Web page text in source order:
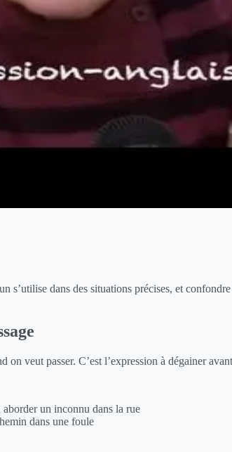
s’utilise dans des situations précises, et
veut passer. C’est l’expression à dégainer
aborder un inconnu dans la rue
dans une foule